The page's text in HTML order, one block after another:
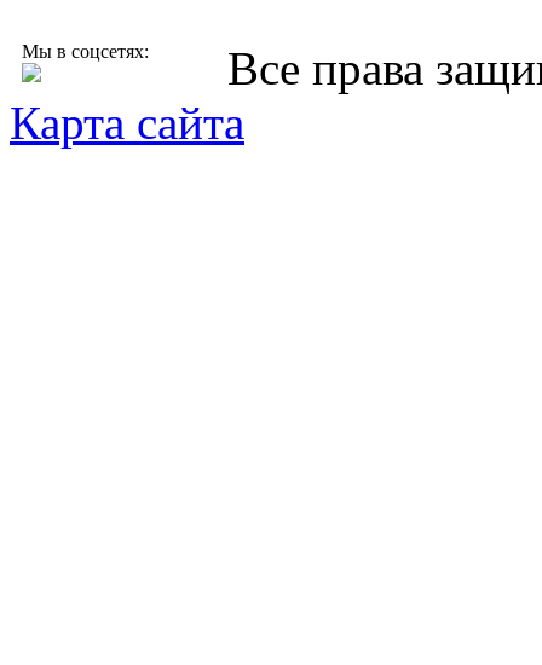
Мы в соцсетях:
Все права
Карта сайта